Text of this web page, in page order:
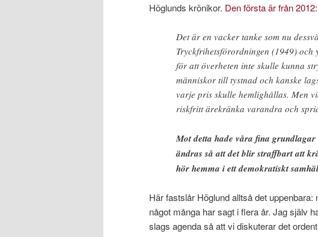
Höglunds krönikor. Den första är från 2012:
Det är en vacker tanke som nu
Tryckfrihetsförordningen (1949)
för att överheten inte skulle kunna
människor till tystnad och kanske
varje pris skulle hemlighållas. Men
riskfritt ärekränka varandra och
Mot detta hade våra fina
ändras så att det blir straffbart att
hör hemma i ett demokratiskt
Här fastslår Höglund alltså det
något många har sagt i flera år. Jag själv
slags agenda så att vi diskuterar det